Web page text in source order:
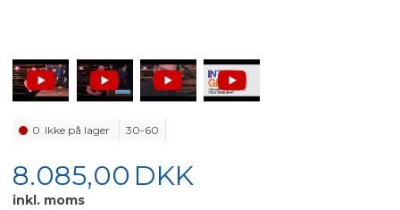
0 Ikke på lager 30-60
8.085,00 DKK
inkl. moms